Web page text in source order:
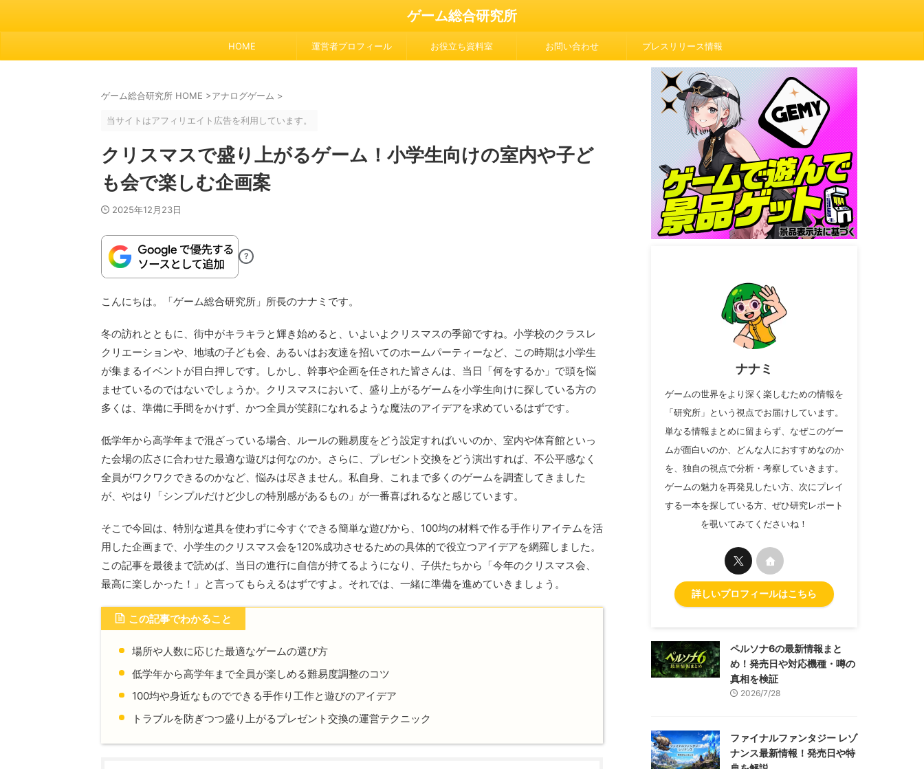
ゲーム総合研究所
HOME 運営者プロフィール お役立ち資料室 お問い合わせ プレスリリース情報
ゲーム総合研究所 HOME >アナログゲーム >
当サイトはアフィリエイト広告を利用しています。
クリスマスで盛り上がるゲーム！小学生向けの室内や子ど
も会で楽しむ企画案
2025年12月23日
?
こんにちは。「ゲーム総合研究所」所長のナナミです。
冬の訪れとともに、街中がキラキラと輝き始めると、いよいよクリスマスの季節ですね。小学校のクラスレ
クリエーションや、地域の子ども会、あるいはお友達を招いてのホームパーティーなど、この時期は小学生
が集まるイベントが目白押しです。しかし、幹事や企画を任された皆さんは、当日「何をするか」で頭を悩
ませているのではないでしょうか。クリスマスにおいて、盛り上がるゲームを小学生向けに探している方の
多くは、準備に手間をかけず、かつ全員が笑顔になれるような魔法のアイデアを求めているはずです。
低学年から高学年まで混ざっている場合、ルールの難易度をどう設定すればいいのか、室内や体育館といっ
た会場の広さに合わせた最適な遊びは何なのか。さらに、プレゼント交換をどう演出すれば、不公平感なく
全員がワクワクできるのかなど、悩みは尽きません。私自身、これまで多くのゲームを調査してきました
が、やはり「シンプルだけど少しの特別感があるもの」が一番喜ばれるなと感じています。
そこで今回は、特別な道具を使わずに今すぐできる簡単な遊びから、100均の材料で作る手作りアイテムを活
用した企画まで、小学生のクリスマス会を120%成功させるための具体的で役立つアイデアを網羅しました。
この記事を最後まで読めば、当日の進行に自信が持てるようになり、子供たちから「今年のクリスマス会、
最高に楽しかった！」と言ってもらえるはずですよ。それでは、一緒に準備を進めていきましょう。
この記事でわかること
場所や人数に応じた最適なゲームの選び方
低学年から高学年まで全員が楽しめる難易度調整のコツ
100均や身近なものでできる手作り工作と遊びのアイデア
トラブルを防ぎつつ盛り上がるプレゼント交換の運営テクニック
ナナミ
ゲームの世界をより深く楽しむための情報を
「研究所」という視点でお届けしています。
単なる情報まとめに留まらず、なぜこのゲー
ムが面白いのか、どんな人におすすめなのか
を、独自の視点で分析・考察していきます。
ゲームの魅力を再発見したい方、次にプレイ
する一本を探している方、ぜひ研究レポート
を覗いてみてくださいね！
詳しいプロフィールはこちら
ペルソナ6の最新情報まと
め！発売日や対応機種・噂の
真相を検証
2026/7/28
ファイナルファンタジー レゾ
ナンス最新情報！発売日や特